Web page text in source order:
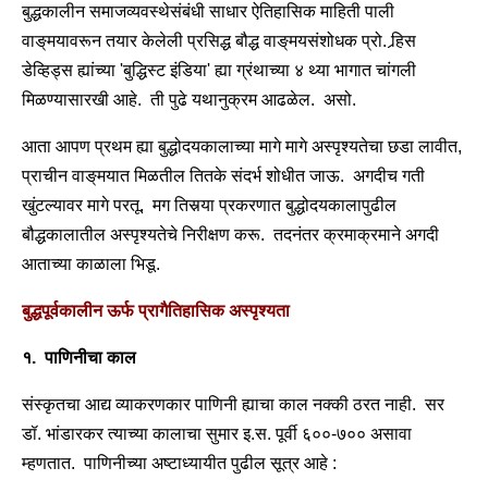
बुद्धकालीन समाजव्यवस्थेसंबंधी साधार ऐतिहासिक माहिती पाली
वाङ्‌मयावरून तयार केलेली प्रसिद्ध बौद्ध वाङ्‌मयसंशोधक प्रो. र्‍हिस
डेव्हिड्स ह्यांच्या 'बुद्धिस्ट इंडिया' ह्या ग्रंथाच्या ४ थ्या भागात चांगली
मिळण्यासारखी आहे. ती पुढे यथानुक्रम आढळेल. असो.
आता आपण प्रथम ह्या बुद्धोदयकालाच्या मागे मागे अस्पृश्यतेचा छडा लावीत,
प्राचीन वाङ्‌मयात मिळतील तितके संदर्भ शोधीत जाऊ. अगदीच गती
खुंटल्यावर मागे परतू. मग तिसर्‍या प्रकरणात बुद्धोदयकालापुढील
बौद्धकालातील अस्पृश्यतेचे निरीक्षण करू. तदनंतर क्रमाक्रमाने अगदी
आताच्या काळाला भिडू.
बुद्धपूर्वकालीन ऊर्फ प्रागैतिहासिक अस्पृश्यता
१. पाणिनीचा काल
संस्कृतचा आद्य व्याकरणकार पाणिनी ह्याचा काल नक्की ठरत नाही. सर
डॉ. भांडारकर त्याच्या कालाचा सुमार इ.स. पूर्वी ६००-७०० असावा
म्हणतात. पाणिनीच्या अष्टाध्यायीत पुढील सूत्र आहे :